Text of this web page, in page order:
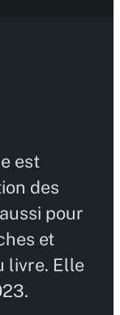
est
des
pour
et
livre. Elle